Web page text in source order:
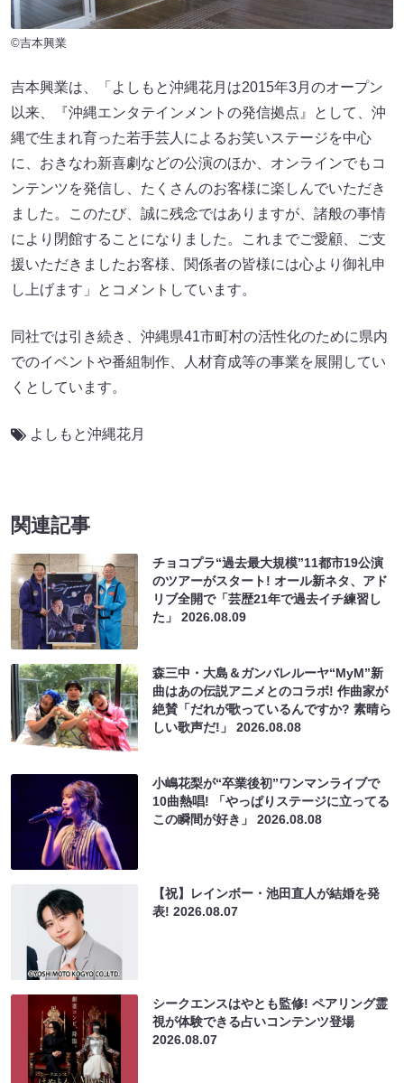
©吉本興業
吉本興業は、「よしもと沖縄花月は2015年3月のオープン
以来、『沖縄エンタテインメントの発信拠点』として、沖
縄で生まれ育った若手芸人によるお笑いステージを中心
に、おきなわ新喜劇などの公演のほか、オンラインでもコ
ンテンツを発信し、たくさんのお客様に楽しんでいただき
ました。このたび、誠に残念ではありますが、諸般の事情
により閉館することになりました。これまでご愛顧、ご支
援いただきましたお客様、関係者の皆様には心より御礼申
し上げます」とコメントしています。
同社では引き続き、沖縄県41市町村の活性化のために県内
でのイベントや番組制作、人材育成等の事業を展開してい
くとしています。
よしもと沖縄花月
関連記事
チョコプラ“過去最大規模”11都市19公演
のツアーがスタート! オール新ネタ、アド
リブ全開で「芸歴21年で過去イチ練習し
た」2026.08.09
森三中・大島＆ガンバレルーヤ“MyM”新
曲はあの伝説アニメとのコラボ! 作曲家が
絶賛「だれが歌っているんですか? 素晴ら
しい歌声だ!」2026.08.08
小嶋花梨が“卒業後初”ワンマンライブで
10曲熱唱! 「やっぱりステージに立ってる
この瞬間が好き」2026.08.08
【祝】レインボー・池田直人が結婚を発
表!2026.08.07
シークエンスはやとも監修! ペアリング霊
視が体験できる占いコンテンツ登場
2026.08.07